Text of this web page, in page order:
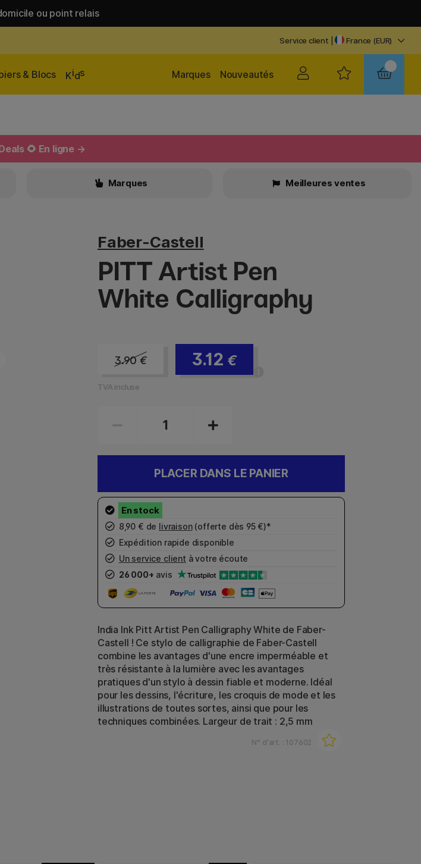
ou point relais
Service client | France (EUR)
& Blocs Kids Nouveautés
Marques
🌻 En ligne →
Marques Meilleures ventes
Faber-Castell
PITT Artist Pen
White Calligraphy
3.90€ 3.12 €
TVA incluse
PLACER DANS LE PANIER
8,90 € de livraison(offerte dès 95 €)*
Expédition rapide disponible
Un service client à votre écoute
26 000+ avis
India Ink Pitt Artist Pen Calligraphy White de Faber-
Castell ! Ce stylo de calligraphie de Faber-Castell
combine les avantages d'une encre imperméable et
très résistante à la lumière avec les avantages
pratiques d'un stylo à dessin fiable et moderne. Idéal
pour les dessins, l'écriture, les croquis de mode et les
illustrations de toutes sortes, ainsi que pour les
techniques combinées. Largeur de trait : 2,5 mm
N° d'art. : 107602